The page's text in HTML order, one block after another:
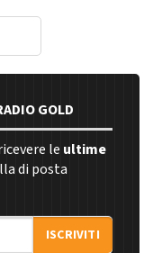
GOLD
le ultime
di posta
ISCRIVITI